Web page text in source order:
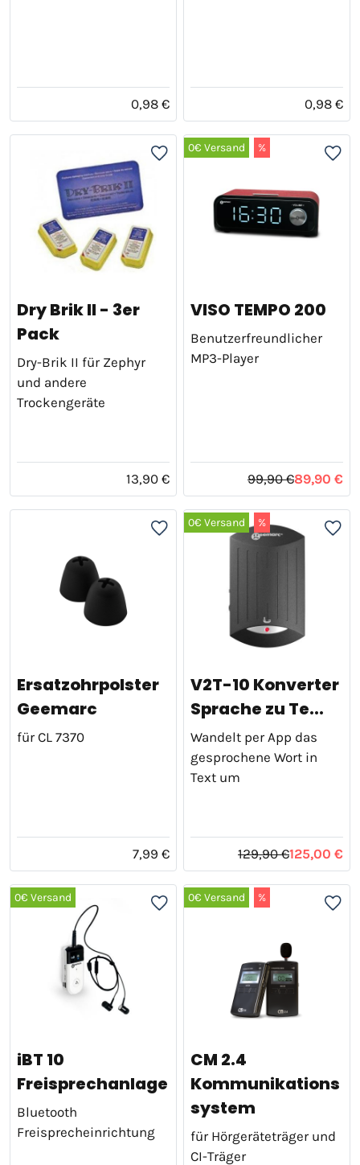
0,98 € 0,98 €
Dry Brik II - 3er
Pack
Dry-Brik II für Zephyr
und andere
Trockengeräte
13,90 €
0€ Versand %
VISO TEMPO 200
Benutzerfreundlicher
MP3-Player
99,90 €89,90 €
Ersatzohrpolster
Geemarc
für CL 7370
7,99 €
0€ Versand %
V2T-10 Konverter
Sprache zu Te...
Wandelt per App das
gesprochene Wort in
Text um
129,90 €125,00 €
0€ Versand
iBT 10
Freisprechanlage
Bluetooth
Freisprecheinrichtung
0€ Versand %
CM 2.4
Kommunikations
system
für Hörgeräteträger und
CI-Träger